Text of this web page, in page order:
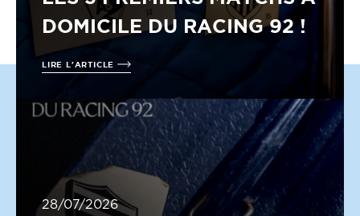
DOMICILE DU RACING 92 !
LIRE L'ARTICLE
28/07/2026